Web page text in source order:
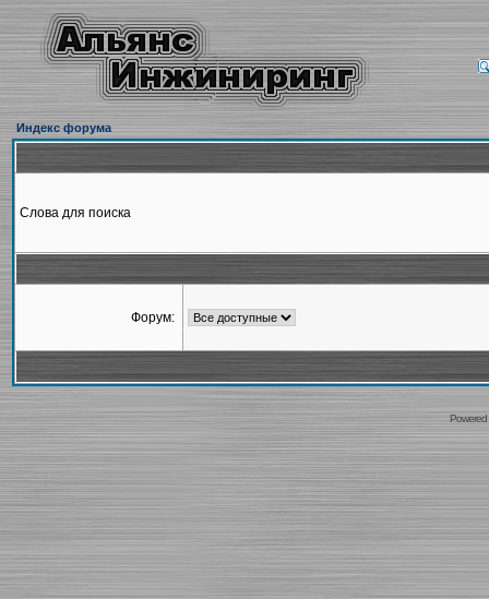
Индекс форума
Слова для поиска
Форум: